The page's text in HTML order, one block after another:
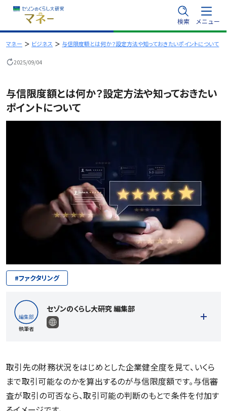
容
を
プ
検索 メニュー
マネー ビジネス 与信限度額とは何か？設定方法や知っておきたいポイントについて
2025/09/04
与信限度額とは何か？設定方法や知っておきたい
ポイントについて
#ファクタリング
執筆者
セゾンのくらし大研究 編集部
記事一覧を見る
取引先の財務状況をはじめとした企業健全度を見て、いくら
まで取引可能なのかを算出するのが与信限度額です。与信審
査が取引の可否なら、取引可能の判断のもとで条件を付加す